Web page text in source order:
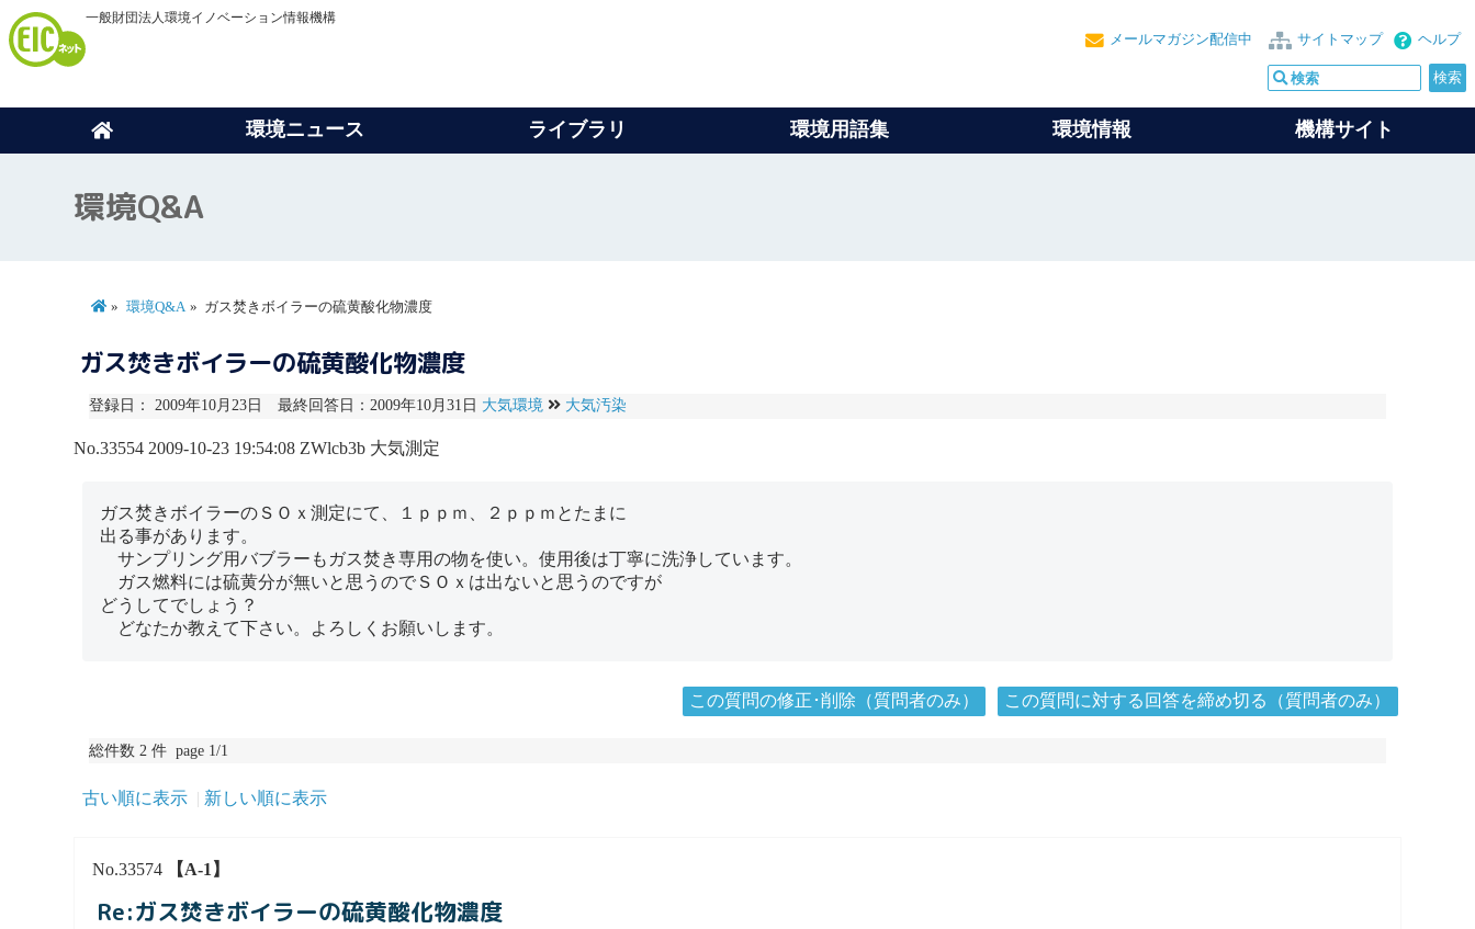
一般財団法人環境イノベーション情報機構
ヘルプ
サイトマップ
メールマガジン配信中
環境ニュース ライブラリ 環境用語集 環境情報 機構サイト
環境Q&A
環境Q&A ガス焚きボイラーの硫黄酸化物濃度
ガス焚きボイラーの硫黄酸化物濃度
登録日： 2009年10月23日 最終回答日：2009年10月31日 大気環境 大気汚染
No.33554 2009-10-23 19:54:08 ZWlcb3b 大気測定
ガス焚きボイラーのＳＯｘ測定にて、１ｐｐｍ、２ｐｐｍとたまに
出る事があります。
サンプリング用バブラーもガス焚き専用の物を使い。使用後は丁寧に洗浄しています。
ガス燃料には硫黄分が無いと思うのでＳＯｘは出ないと思うのですが
どうしてでしょう？
どなたか教えて下さい。よろしくお願いします。
この質問の修正･削除（質問者のみ） この質問に対する回答を締め切る（質問者のみ）
総件数 2 件 page 1/1
古い順に表示 新しい順に表示
No.33574 【A-1】
Re:ガス焚きボイラーの硫黄酸化物濃度